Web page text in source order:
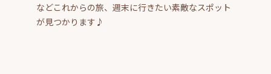
などこれからの旅、週末に行きたい素敵なスポット
が見つかります♪